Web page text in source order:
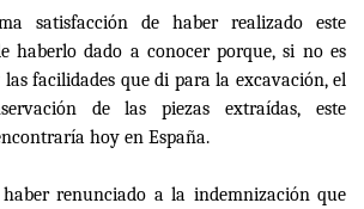
satisfacción de haber realizado este
haberlo dado a conocer porque, si no es
facilidades que di para la excavación, el
de las piezas extraídas, este
hoy en España.
renunciado a la indemnización que